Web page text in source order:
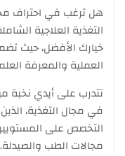
هل ترغب في احتراف
خيارك الأفضل، حيث
العملية والمعرفة
تتدرب على أيدي نخبة
في مجال التغذية،
التخصص على
مجالات الطب والصيدلة.